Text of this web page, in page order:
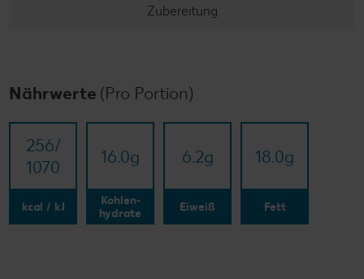
Zubereitung
Nährwerte (Pro Portion)
256/​
1070
kcal / kJ
16.0g
Kohlen-
hydrate
6.2g
Eiweiß
18.0g
Fett